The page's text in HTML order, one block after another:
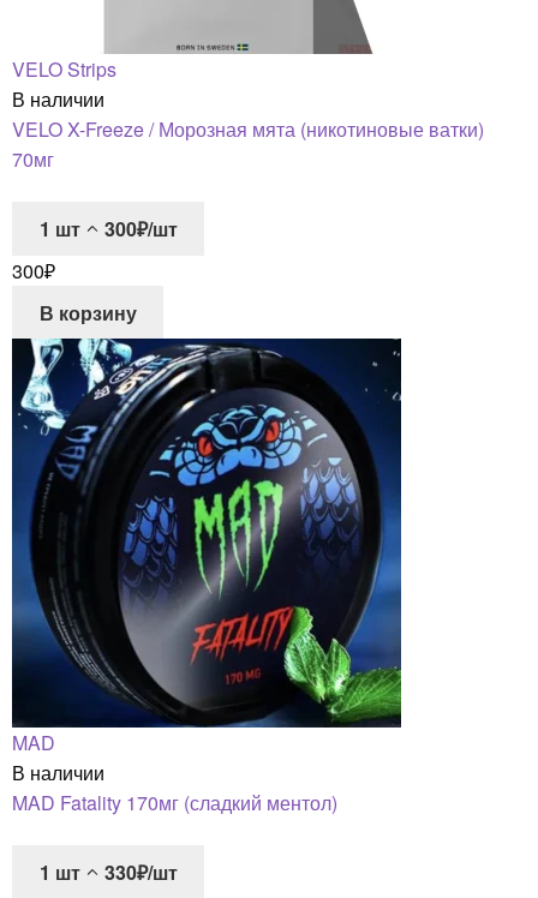
VELO Strips
В наличии
VELO X-Freeze / Морозная мята (никотиновые ватки)
70мг
1 шт
300₽/шт
300₽
В корзину
MAD
В наличии
MAD Fatality 170мг (сладкий ментол)
1 шт 330₽/шт